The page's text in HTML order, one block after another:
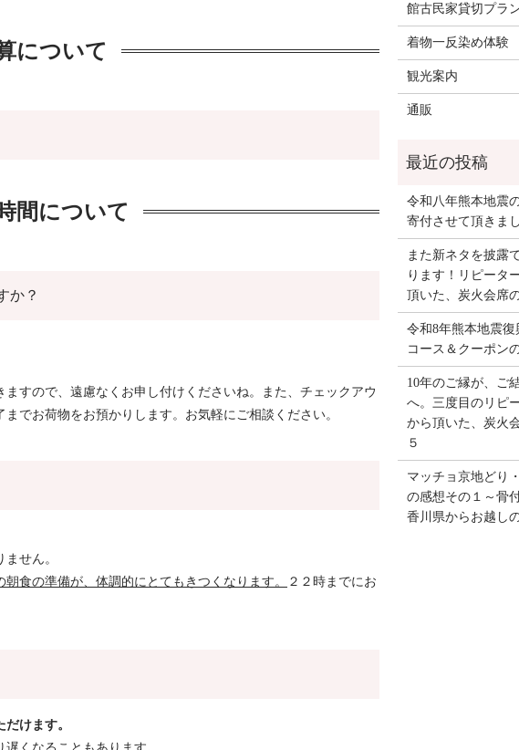
について
間について
か？
すので、遠慮なくお申し付けくださいね。また、チェックアウ
でお荷物をお預かりします。お気軽にご相談ください。
せん。
食の準備が、体調的にとてもきつくなります。
２２時までにお
けます。
館古民家貸切プラ
着物一反染め体験
観光案内
通販
令和八年熊本地震
寄付させて頂きま
また新ネタを披露
ります！リピータ
頂いた、炭火会席
令和8年熊本地震
コース＆クーポン
10年のご縁が、ご
へ。三度目のリピ
から頂いた、炭火
５
マッチョ京地どり
の感想その１～骨
香川県からお越し